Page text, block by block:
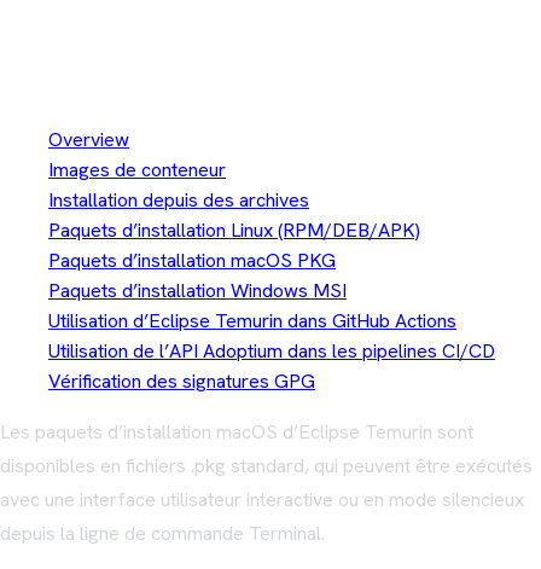
Overview
Images de conteneur
Installation depuis des archives
Paquets d’installation Linux (RPM/DEB/APK)
Paquets d’installation macOS PKG
Paquets d’installation Windows MSI
Utilisation d’Eclipse Temurin dans GitHub Actions
Utilisation de l’API Adoptium dans les pipelines CI/CD
Vérification des signatures GPG
Les paquets d’installation macOS d’Eclipse Temurin sont
disponibles en fichiers .pkg standard, qui peuvent être exécutés
avec une interface utilisateur interactive ou en mode silencieux
depuis la ligne de commande Terminal.